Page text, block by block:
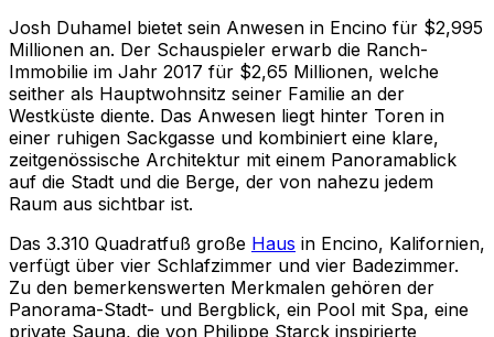
Josh Duhamel bietet sein Anwesen in Encino für $2,995
Millionen an. Der Schauspieler erwarb die Ranch-
Immobilie im Jahr 2017 für $2,65 Millionen, welche
seither als Hauptwohnsitz seiner Familie an der
Westküste diente. Das Anwesen liegt hinter Toren in
einer ruhigen Sackgasse und kombiniert eine klare,
zeitgenössische Architektur mit einem Panoramablick
auf die Stadt und die Berge, der von nahezu jedem
Raum aus sichtbar ist.
Das 3.310 Quadratfuß große Haus in Encino, Kalifornien,
verfügt über vier Schlafzimmer und vier Badezimmer.
Zu den bemerkenswerten Merkmalen gehören der
Panorama-Stadt- und Bergblick, ein Pool mit Spa, eine
private Sauna, die von Philippe Starck inspirierte